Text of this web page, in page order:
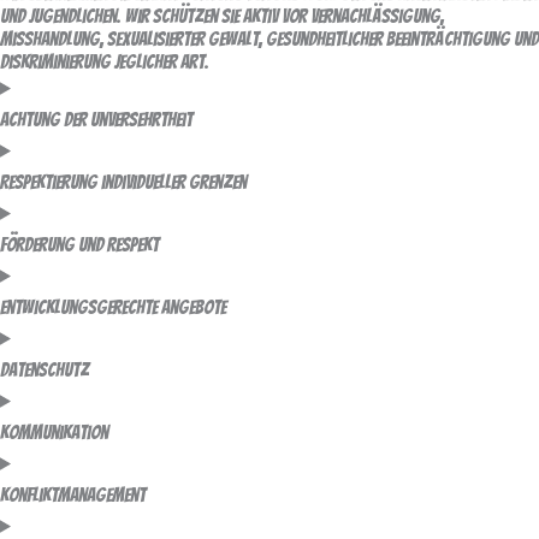
und Jugendlichen. Wir schützen sie aktiv vor Vernachlässigung,
Misshandlung, sexualisierter Gewalt, gesundheitlicher Beeinträchtigung und
Diskriminierung jeglicher Art.
Achtung der Unversehrtheit
Respektierung individueller Grenzen
Förderung und Respekt
Entwicklungsgerechte Angebote
Datenschutz
Kommunikation
Konfliktmanagement